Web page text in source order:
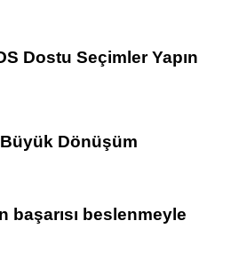
Dostu Seçimler Yapın
Dönüşüm
beslenmeyle